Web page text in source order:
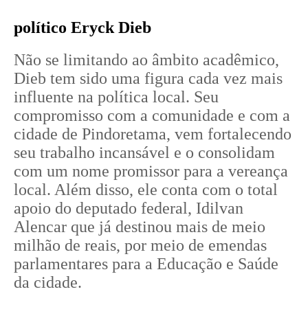
político Eryck Dieb
Não se limitando ao âmbito acadêmico,
Dieb tem sido uma figura cada vez mais
influente na política local. Seu
compromisso com a comunidade e com a
cidade de Pindoretama, vem fortalecendo
seu trabalho incansável e o consolidam
com um nome promissor para a vereança
local. Além disso, ele conta com o total
apoio do deputado federal, Idilvan
Alencar que já destinou mais de meio
milhão de reais, por meio de emendas
parlamentares para a Educação e Saúde
da cidade.